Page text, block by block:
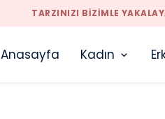
TARZINIZI BIZIMLE
Anasayfa Kadın